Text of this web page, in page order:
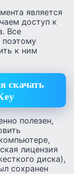
является
доступ к
Все
к ним
скачать
полезен,
лицензия
диска),
сохранен